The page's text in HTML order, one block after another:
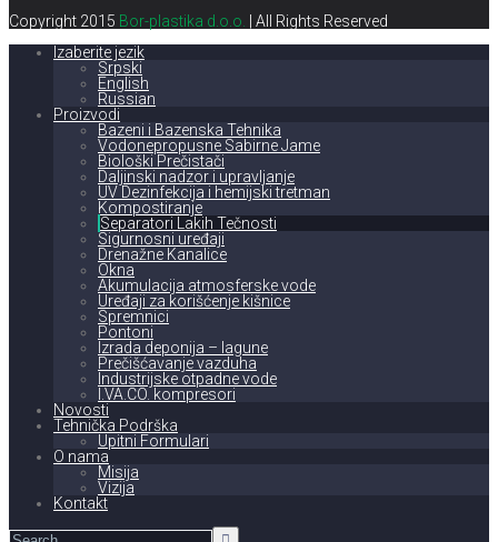
Copyright 2015 Bor-plastika d.o.o. | All Rights Reserved
Izaberite jezik
Srpski
English
Russian
Proizvodi
Bazeni i Bazenska Tehnika
Vodonepropusne Sabirne Jame
Biološki Prečistači
Daljinski nadzor i upravljanje
UV Dezinfekcija i hemijski tretman
Kompostiranje
Separatori Lakih Tečnosti
Sigurnosni uređaji
Drenažne Kanalice
Okna
Akumulacija atmosferske vode
Uređaji za korišćenje kišnice
Spremnici
Pontoni
Izrada deponija – lagune
Prečišćavanje vazduha
Industrijske otpadne vode
I.VA.CO. kompresori
Novosti
Tehnička Podrška
Upitni Formulari
O nama
Misija
Vizija
Kontakt